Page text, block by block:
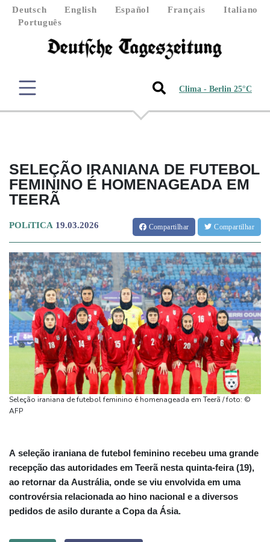
Deutsch English Español Français
Italiano
Português
Clima - Berlin 25°C
SELEÇÃO IRANIANA DE FUTEBOL
FEMININO É HOMENAGEADA EM
TEERÃ
POLíTICA 19.03.2026 Compartilhar Compartilhar
Seleção iraniana de futebol feminino é homenageada em Teerã / foto: ©
AFP
A seleção iraniana de futebol feminino recebeu uma grande
recepção das autoridades em Teerã nesta quinta-feira (19),
ao retornar da Austrália, onde se viu envolvida em uma
controvérsia relacionada ao hino nacional e a diversos
pedidos de asilo durante a Copa da Ásia.